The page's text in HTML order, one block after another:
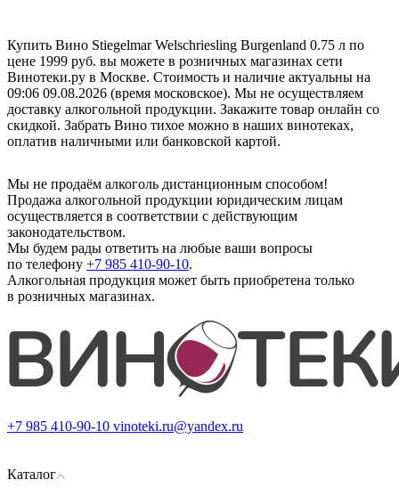
Купить Вино Stiegelmar Welschriesling Burgenland 0.75 л по
цене 1999 руб. вы можете в розничных магазинах сети
Винотеки.ру в Москве. Стоимость и наличие актуальны на
09:06 09.08.2026 (время московское). Мы не осуществляем
доставку алкогольной продукции. Закажите товар онлайн со
скидкой. Забрать Вино тихое можно в наших винотеках,
оплатив наличными или банковской картой.
Мы не продаём алкоголь дистанционным способом!
Продажа алкогольной продукции юридическим лицам
осуществляется в соответствии с действующим
законодательством.
Мы будем рады ответить на любые ваши вопросы
по телефону +7 985 410-90-10.
Алкогольная продукция может быть приобретена только
в розничных магазинах.
+7 985 410-90-10 vinoteki.ru@yandex.ru
Каталог